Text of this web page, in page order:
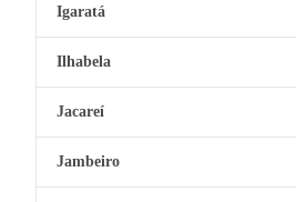
Igaratá
Ilhabela
Jacareí
Jambeiro